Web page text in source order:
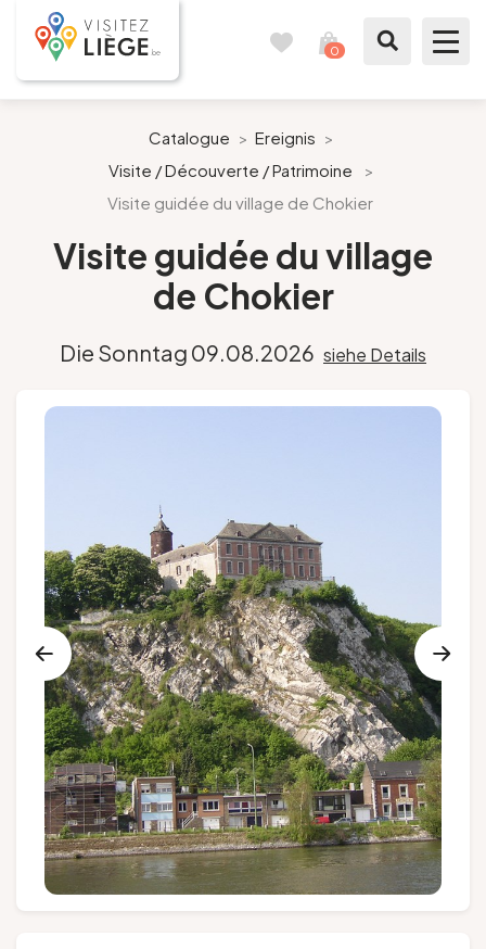
0
Wie ein Bürger von Lüttich
Meinen Aufenthalt vorbereiten
Unsere Vorschläge
Stadt Lüttich
Agenda
Folgen Sie uns
Gruppen und Reiseveranstalter
EN NL DE
Catalogue > Ereignis >
Visite / Découverte / Patrimoine
>
Visite guidée du village de Chokier
Visite guidée du village
de Chokier
Die Sonntag 09.08.2026 siehe Details